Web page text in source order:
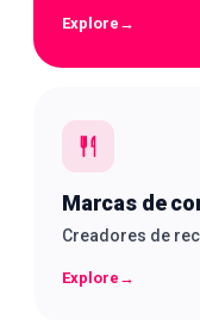
Explore →
Marcas de
Creadores de
Explore →